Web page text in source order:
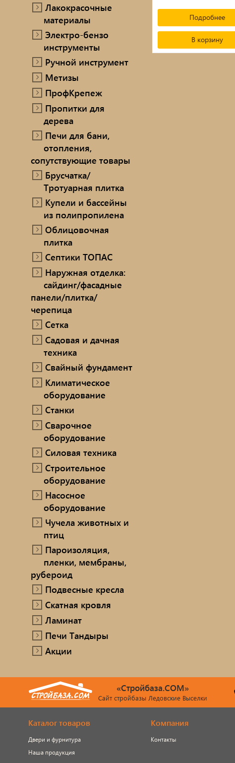
Лакокрасочные
материалы
Электро-бензо
инструменты
Ручной инструмент
Метизы
ПрофКрепеж
Пропитки для
дерева
Печи для бани,
отопления,
сопутствующие товары
Брусчатка/
Тротуарная плитка
Купели и бассейны
из полипропилена
Облицовочная
плитка
Септики ТОПАС
Наружная отделка:
сайдинг/фасадные
панели/плитка/
черепица
Сетка
Садовая и дачная
техника
Свайный фундамент
Климатическое
оборудование
Станки
Сварочное
оборудование
Силовая техника
Строительное
оборудование
Насосное
оборудование
Чучела животных и
птиц
Пароизоляция,
пленки, мембраны,
рубероид
Подвесные кресла
Скатная кровля
Ламинат
Печи Тандыры
Акции
Подробнее
В корзину
«Стройбаза.COM»
Сайт стройбазы Ледовские Выселки
Каталог товаров
Двери и фурнитура
Наша продукция
Компания
Контакты